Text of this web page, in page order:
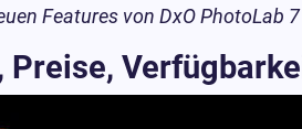
Features von DxO PhotoLab